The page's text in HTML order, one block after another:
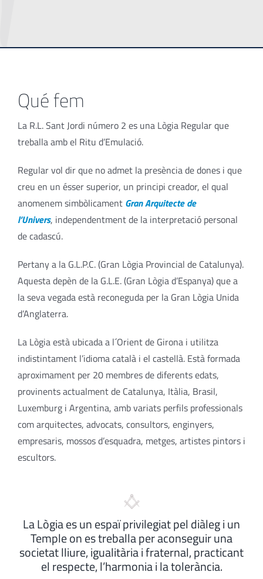
Qué fem
La R.L. Sant Jordi número 2 es una Lògia Regular que
treballa amb el Ritu d’Emulació.
Regular vol dir que no admet la presència de dones i que
creu en un ésser superior, un principi creador, el qual
anomenem simbòlicament Gran Arquitecte de
l’Univers, independentment de la interpretació personal
de cadascú.
Pertany a la G.L.P.C. (Gran Lògia Provincial de Catalunya).
Aquesta depèn de la G.L.E. (Gran Lògia d’Espanya) que a
la seva vegada està reconeguda per la Gran Lògia Unida
d’Anglaterra.
La Lògia està ubicada a l´Orient de Girona i utilitza
indistintament l’idioma català i el castellà. Està formada
aproximament per 20 membres de diferents edats,
provinents actualment de Catalunya, Itàlia, Brasil,
Luxemburg i Argentina, amb variats perfils professionals
com arquitectes, advocats, consultors, enginyers,
empresaris, mossos d’esquadra, metges, artistes pintors i
escultors.
La Lògia es un espaï privilegiat pel diàleg i un
Temple on es treballa per aconseguir una
societat lliure, igualitària i fraternal, practicant
el respecte, l’harmonia i la tolerància.